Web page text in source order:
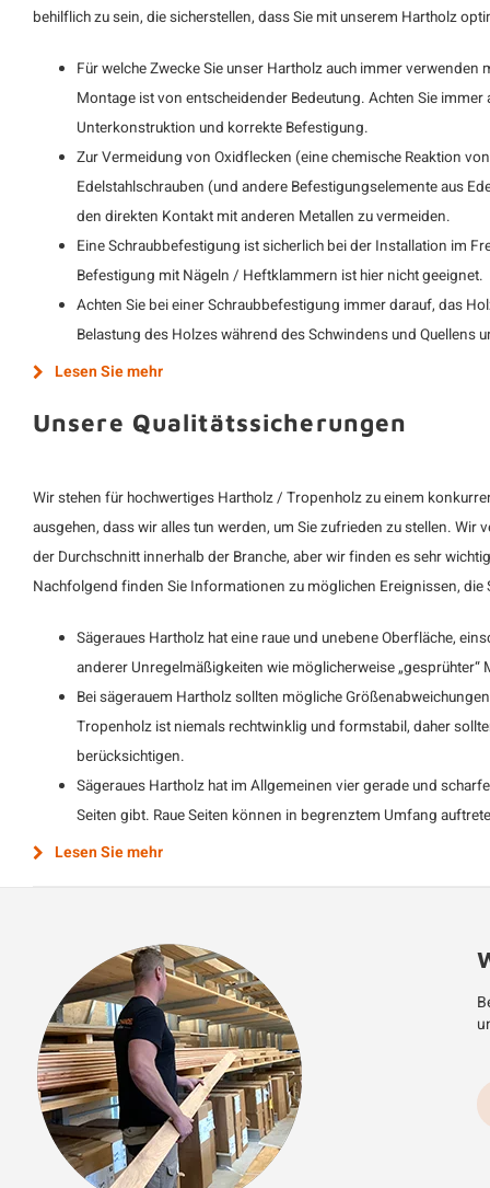
behilflich zu sein, die sicherstellen, dass Sie mit unserem Hartholz
Für welche Zwecke Sie unser Hartholz auch immer
Montage ist von entscheidender Bedeutung. Achten Sie
Unterkonstruktion und korrekte Befestigung.
Zur Vermeidung von Oxidflecken (eine chemische Reaktion
Edelstahlschrauben (und andere Befestigungselemente aus
den direkten Kontakt mit anderen Metallen zu vermeiden.
Eine Schraubbefestigung ist sicherlich bei der Installation im
Befestigung mit Nägeln / Heftklammern ist hier nicht geeignet.
Achten Sie bei einer Schraubbefestigung immer darauf, das
Belastung des Holzes während des Schwindens und Quellens
Lesen Sie mehr
Unsere Qualitätssicherungen
Wir stehen für hochwertiges Hartholz / Tropenholz zu einem
ausgehen, dass wir alles tun werden, um Sie zufrieden zu stellen. Wir
der Durchschnitt innerhalb der Branche, aber wir finden es sehr
Nachfolgend finden Sie Informationen zu möglichen Ereignissen, die
Sägeraues Hartholz hat eine raue und unebene Oberfläche,
anderer Unregelmäßigkeiten wie möglicherweise „gesprühter“
Bei sägerauem Hartholz sollten mögliche
Tropenholz ist niemals rechtwinklig und formstabil, daher
berücksichtigen.
Sägeraues Hartholz hat im Allgemeinen vier gerade und
Seiten gibt. Raue Seiten können in begrenztem Umfang
Lesen Sie mehr